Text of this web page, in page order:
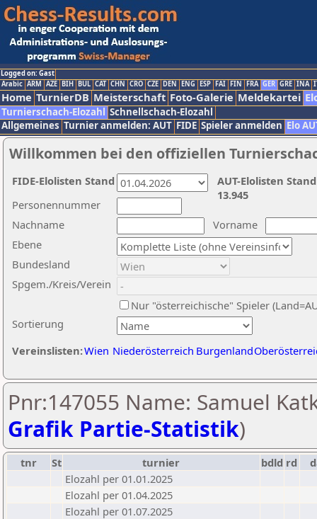
Logged on: Gast
Arabic ARM AZE BIH BUL CAT CHN CRO CZE DEN ENG ESP FAI FIN FRA GER GRE INA
Home TurnierDB Meisterschaft Foto-Galerie Meldekartei
Turnierschach-Elozahl Schnellschach-Elozahl
Allgemeines Turnier anmelden: AUT FIDE Spieler anmelden Elo
Willkommen bei den offiziellen
Nachname
Vorname
Ebene
Sortierung
Personennummer
Bundesland
Spgem./Kreis/Verein
Nur "österreichische" Spieler
Vereinslisten:Wien Niederösterreich Burgenland
AUT-Elolisten
13.945
FIDE-Elolisten Stand
Pnr:147055 Name: Samuel
Grafik Partie-Statistik)
tnr St turnier bdld rd
Elozahl per 01.01.2025
Elozahl per 01.04.2025
Elozahl per 01.07.2025